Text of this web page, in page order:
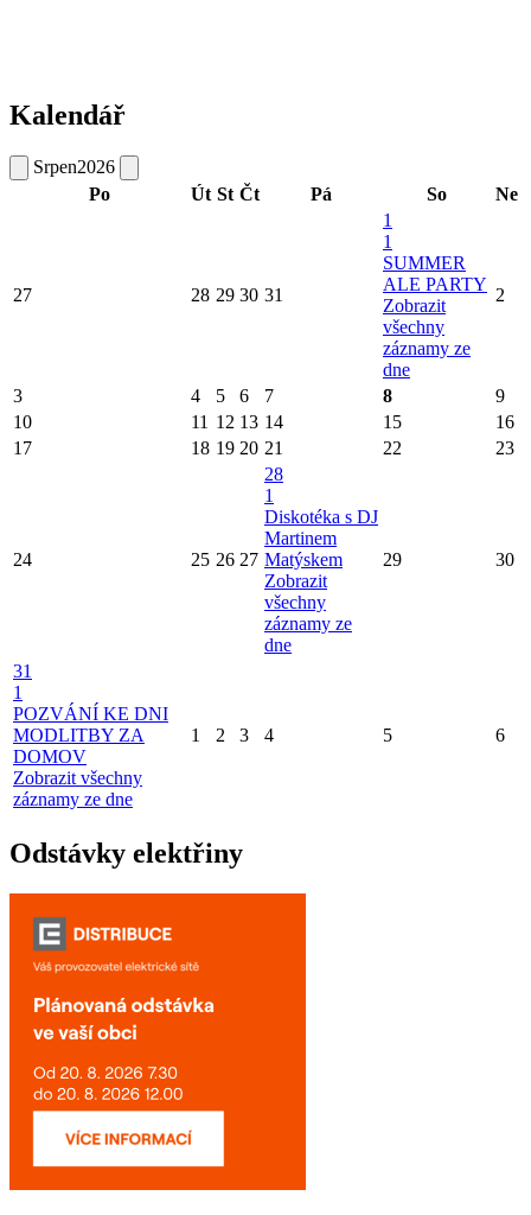
Kalendář
Srpen2026
Po
Út St Čt Pá So Ne
27 28 29 30 31
1
1
SUMMER
ALE PARTY
Zobrazit
všechny
záznamy ze
dne
2
3 4 5 6 7 8
9
10
11 12 13 14 15
16
17
18 19 20 21 22 23
24 25 26 27
28
1
Diskotéka s DJ
Martinem
Matýskem
Zobrazit
všechny
záznamy ze
dne
29 30
31
1
POZVÁNÍ KE DNI
MODLITBY ZA
DOMOV
Zobrazit všechny
záznamy ze dne
1 2 3 4 5 6
Odstávky elektřiny